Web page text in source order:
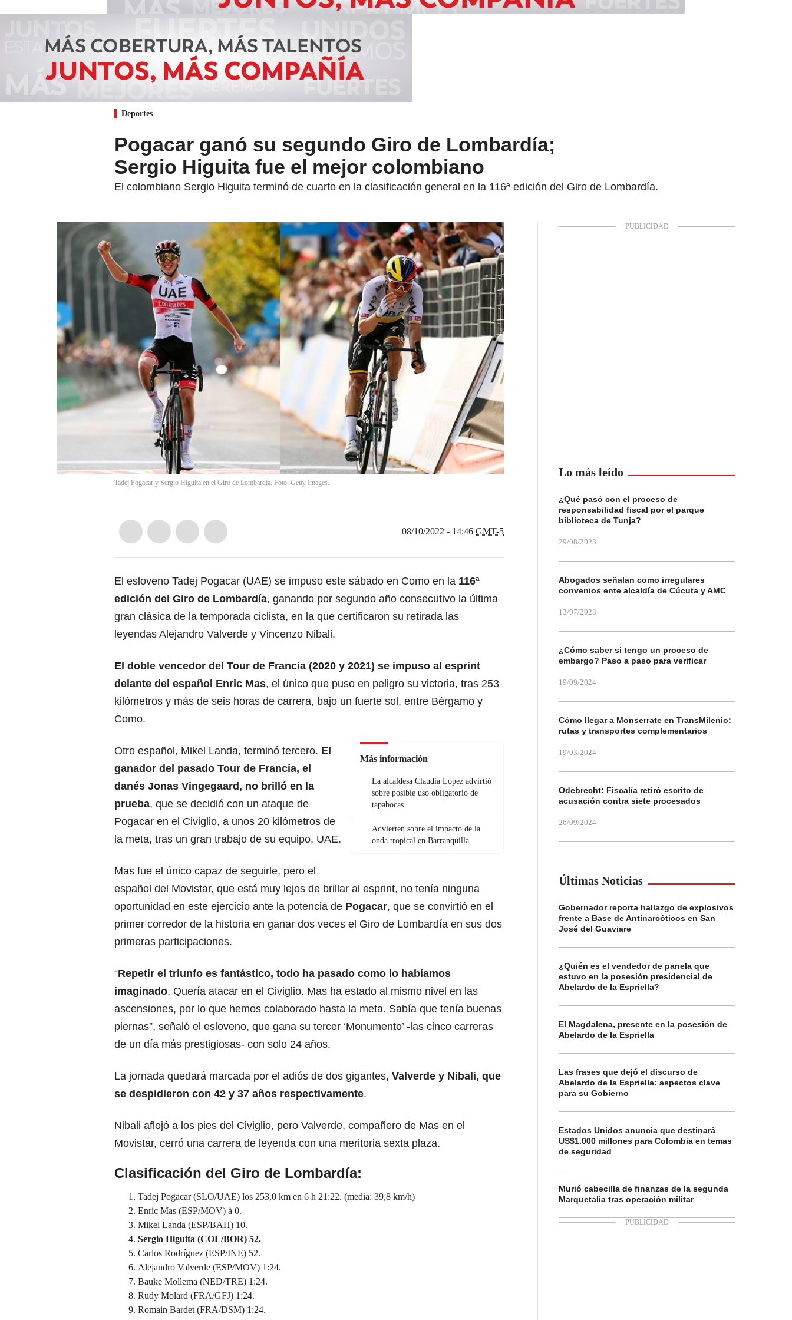
Deportes
Pogacar ganó su segundo Giro de Lombardía;
Sergio Higuita fue el mejor colombiano
El colombiano Sergio Higuita terminó de cuarto en la clasificación general en la 116ª edición del Giro de Lombardía.
Tadej Pogacar y Sergio Higuita en el Giro de Lombardía. Foto: Getty Images.
08/10/2022 - 14:46 GMT-5
El esloveno Tadej Pogacar (UAE) se impuso este sábado en Como en la 116ª
edición del Giro de Lombardía, ganando por segundo año consecutivo la última
gran clásica de la temporada ciclista, en la que certificaron su retirada las
leyendas Alejandro Valverde y Vincenzo Nibali.
El doble vencedor del Tour de Francia (2020 y 2021) se impuso al esprint
delante del español Enric Mas, el único que puso en peligro su victoria, tras 253
kilómetros y más de seis horas de carrera, bajo un fuerte sol, entre Bérgamo y
Como.
Más información
La alcaldesa Claudia López advirtió
sobre posible uso obligatorio de
tapabocas
Advierten sobre el impacto de la
onda tropical en Barranquilla
Otro español, Mikel Landa, terminó tercero. El
ganador del pasado Tour de Francia, el
danés Jonas Vingegaard, no brilló en la
prueba, que se decidió con un ataque de
Pogacar en el Civiglio, a unos 20 kilómetros de
la meta, tras un gran trabajo de su equipo, UAE.
Mas fue el único capaz de seguirle, pero el
español del Movistar, que está muy lejos de brillar al esprint, no tenía ninguna
oportunidad en este ejercicio ante la potencia de Pogacar, que se convirtió en el
primer corredor de la historia en ganar dos veces el Giro de Lombardía en sus dos
primeras participaciones.
“Repetir el triunfo es fantástico, todo ha pasado como lo habíamos
imaginado. Quería atacar en el Civiglio. Mas ha estado al mismo nivel en las
ascensiones, por lo que hemos colaborado hasta la meta. Sabía que tenía buenas
piernas”, señaló el esloveno, que gana su tercer ‘Monumento’ -las cinco carreras
de un día más prestigiosas- con solo 24 años.
La jornada quedará marcada por el adiós de dos gigantes, Valverde y Nibali, que
se despidieron con 42 y 37 años respectivamente.
Nibali aflojó a los pies del Civiglio, pero Valverde, compañero de Mas en el
Movistar, cerró una carrera de leyenda con una meritoria sexta plaza.
Clasificación del Giro de Lombardía:
Tadej Pogacar (SLO/UAE) los 253,0 km en 6 h 21:22. (media: 39,8 km/h)
Enric Mas (ESP/MOV) à 0.
Mikel Landa (ESP/BAH) 10.
Sergio Higuita (COL/BOR) 52.
Carlos Rodríguez (ESP/INE) 52.
Alejandro Valverde (ESP/MOV) 1:24.
Bauke Mollema (NED/TRE) 1:24.
Rudy Molard (FRA/GFJ) 1:24.
Romain Bardet (FRA/DSM) 1:24.
Lo más leído
¿Qué pasó con el proceso de
responsabilidad fiscal por el parque
biblioteca de Tunja?
29/08/2023
Abogados señalan como irregulares
convenios ente alcaldía de Cúcuta y AMC
13/07/2023
¿Cómo saber si tengo un proceso de
embargo? Paso a paso para verificar
19/09/2024
Cómo llegar a Monserrate en TransMilenio:
rutas y transportes complementarios
19/03/2024
Odebrecht: Fiscalía retiró escrito de
acusación contra siete procesados
26/09/2024
Últimas Noticias
Gobernador reporta hallazgo de explosivos
frente a Base de Antinarcóticos en San
José del Guaviare
¿Quién es el vendedor de panela que
estuvo en la posesión presidencial de
Abelardo de la Espriella?
El Magdalena, presente en la posesión de
Abelardo de la Espriella
Las frases que dejó el discurso de
Abelardo de la Espriella: aspectos clave
para su Gobierno
Estados Unidos anuncia que destinará
US$1.000 millones para Colombia en temas
de seguridad
Murió cabecilla de finanzas de la segunda
Marquetalia tras operación militar